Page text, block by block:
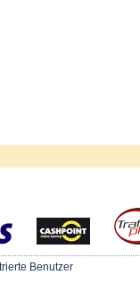
Benutzer